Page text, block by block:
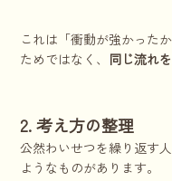
これは「衝動が強かった
ためではなく、 同じ流れ
2. 考え方の整理
公然わいせつを繰り返す
ようなものがあります。